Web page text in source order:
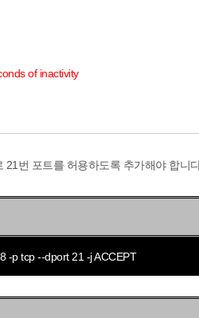
of inactivity
번 포트를 허용하도록 추가해야 합니
-p tcp --dport 21 -j ACCEPT